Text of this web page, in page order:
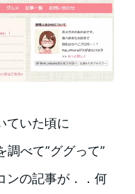
ていた頃に
べて”ググって”
ンの記事が．．何